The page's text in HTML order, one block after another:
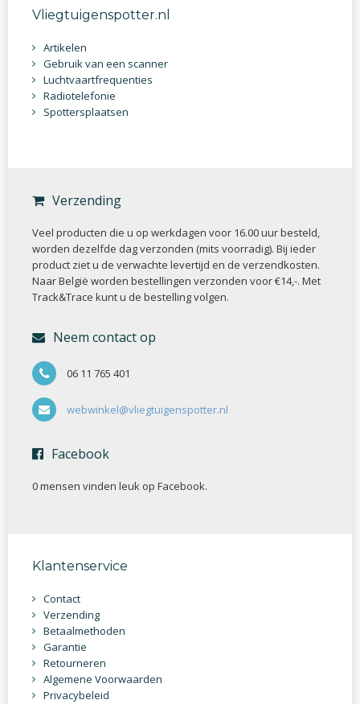
Vliegtuigenspotter.nl
Artikelen
Gebruik van een scanner
Luchtvaartfrequenties
Radiotelefonie
Spottersplaatsen
Verzending
Veel producten die u op werkdagen voor 16.00 uur besteld,
worden dezelfde dag verzonden (mits voorradig). Bij ieder
product ziet u de verwachte levertijd en de verzendkosten.
Naar België worden bestellingen verzonden voor €14,-. Met
Track&Trace kunt u de bestelling volgen.
Neem contact op
06 11 765 401
webwinkel@vliegtuigenspotter.nl
Facebook
0 mensen vinden leuk op Facebook.
Klantenservice
Contact
Verzending
Betaalmethoden
Garantie
Retourneren
Algemene Voorwaarden
Privacybeleid